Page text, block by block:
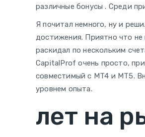
различные бонусы . Среди
Я почитал немного, ну и
достижения. Приятно что не
раскидал по нескольким
CapitalProf очень просто,
совместимый с MT4 и MT5.
уровнем опыта.
лет на